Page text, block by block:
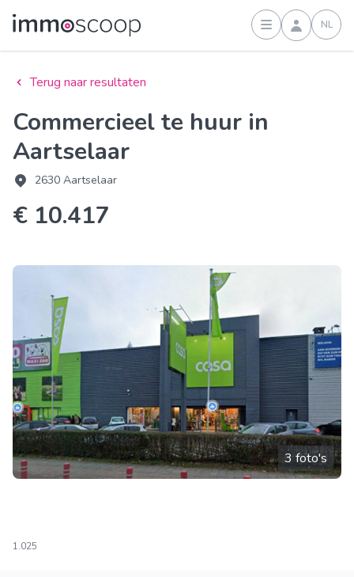
Inloggen
NL
Terug naar resultaten
Commercieel te huur in
Aartselaar
2630 Aartselaar
€ 10.417
3 foto's
1.025